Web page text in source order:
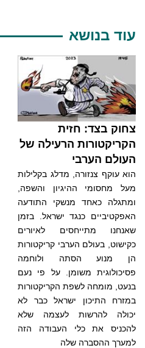
עוד בנושא
צחוק בצד: חזית
הקריקטורות הרעילה של
העולם הערבי
הוא עוקף צנזורה, מדלג בקלילות
מעל מחסומי ההיגיון והשפה,
ומתגלה כאחד מנשקי התודעה
האפקטיביים כנגד ישראל. בזמן
שאנחנו מתייחסים לאיורים
כקישוט, בעולם הערבי קריקטורות
הן מנוע הסתה ולוחמה
פסיכולוגית משומן. על פי נעם
בנעט, מומחה לשפת הקריקטורות
במזרח התיכון ישראל כבר לא
יכולה להרשות לעצמה שלא
להכניס את כלי העבודה הזה
למערך ההסברה שלה